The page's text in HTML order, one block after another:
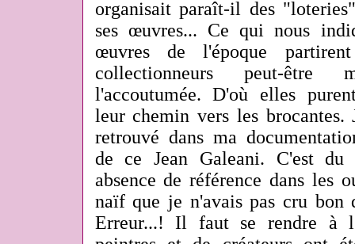
organisait paraît-il des
ses œuvres... Ce qui nous
œuvres de l'époque
collectionneurs peut-être
l'accoutumée. D'où elles
leur chemin vers les
retrouvé dans ma
de ce Jean Galeani. C'est
absence de référence dans les
naïf que je n'avais pas cru bon
Erreur...! Il faut se rendre à